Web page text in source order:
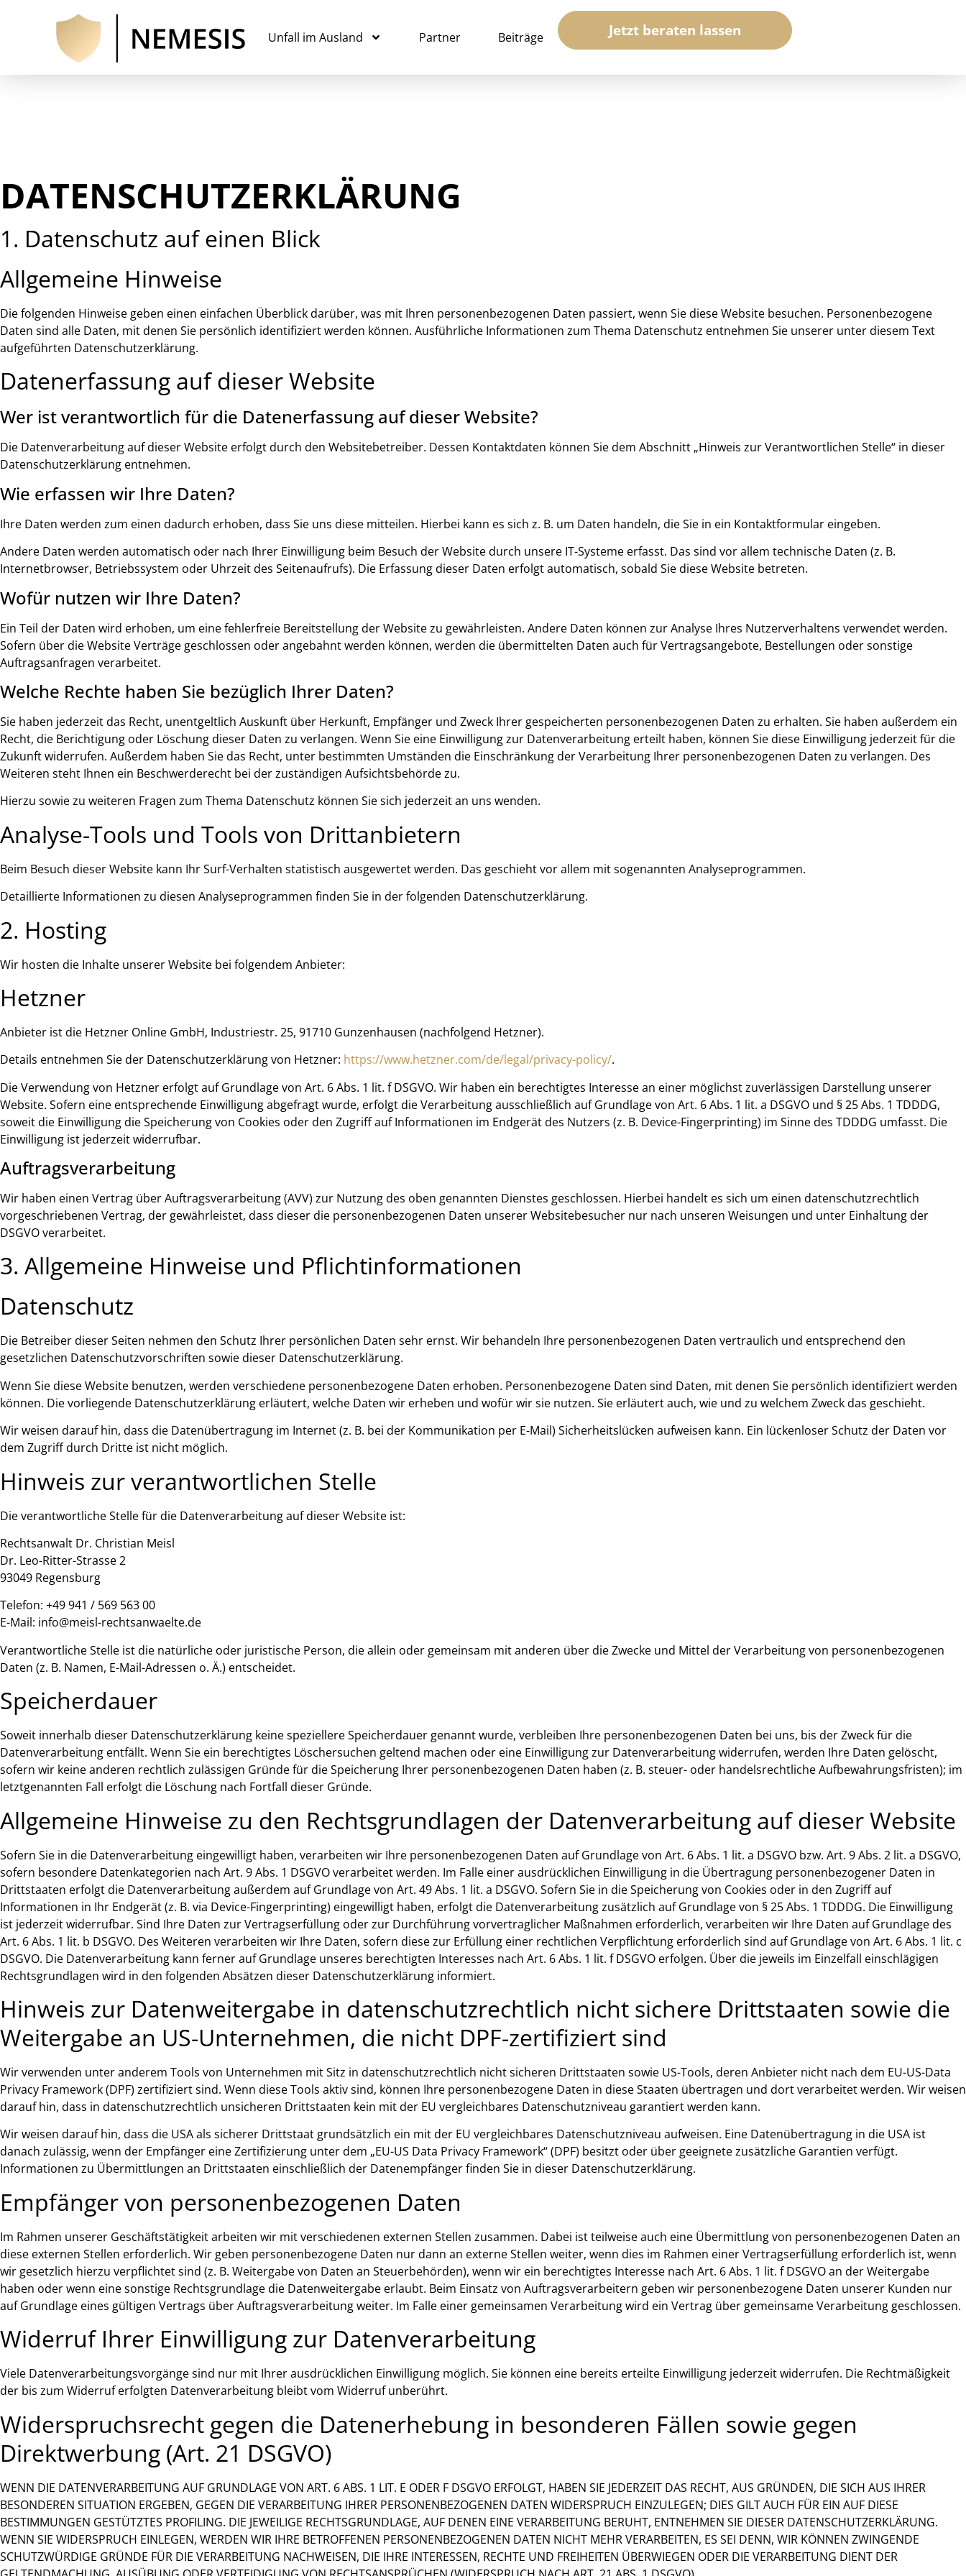
Unfall im Ausland Partner Beiträge Jetzt beraten lassen
DATENSCHUTZ­ERKLÄRUNG
1. Datenschutz auf einen Blick
Allgemeine Hinweise
Die folgenden Hinweise geben einen einfachen Überblick darüber, was mit Ihren personenbezogenen Daten passiert, wenn Sie diese Website besuchen. Personenbezogene
Daten sind alle Daten, mit denen Sie persönlich identifiziert werden können. Ausführliche Informationen zum Thema Datenschutz entnehmen Sie unserer unter diesem Text
aufgeführten Datenschutzerklärung.
Datenerfassung auf dieser Website
Wer ist verantwortlich für die Datenerfassung auf dieser Website?
Die Datenverarbeitung auf dieser Website erfolgt durch den Websitebetreiber. Dessen Kontaktdaten können Sie dem Abschnitt „Hinweis zur Verantwortlichen Stelle“ in dieser
Datenschutzerklärung entnehmen.
Wie erfassen wir Ihre Daten?
Ihre Daten werden zum einen dadurch erhoben, dass Sie uns diese mitteilen. Hierbei kann es sich z. B. um Daten handeln, die Sie in ein Kontaktformular eingeben.
Andere Daten werden automatisch oder nach Ihrer Einwilligung beim Besuch der Website durch unsere IT-Systeme erfasst. Das sind vor allem technische Daten (z. B.
Internetbrowser, Betriebssystem oder Uhrzeit des Seitenaufrufs). Die Erfassung dieser Daten erfolgt automatisch, sobald Sie diese Website betreten.
Wofür nutzen wir Ihre Daten?
Ein Teil der Daten wird erhoben, um eine fehlerfreie Bereitstellung der Website zu gewährleisten. Andere Daten können zur Analyse Ihres Nutzerverhaltens verwendet werden.
Sofern über die Website Verträge geschlossen oder angebahnt werden können, werden die übermittelten Daten auch für Vertragsangebote, Bestellungen oder sonstige
Auftragsanfragen verarbeitet.
Welche Rechte haben Sie bezüglich Ihrer Daten?
Sie haben jederzeit das Recht, unentgeltlich Auskunft über Herkunft, Empfänger und Zweck Ihrer gespeicherten personenbezogenen Daten zu erhalten. Sie haben außerdem ein
Recht, die Berichtigung oder Löschung dieser Daten zu verlangen. Wenn Sie eine Einwilligung zur Datenverarbeitung erteilt haben, können Sie diese Einwilligung jederzeit für die
Zukunft widerrufen. Außerdem haben Sie das Recht, unter bestimmten Umständen die Einschränkung der Verarbeitung Ihrer personenbezogenen Daten zu verlangen. Des
Weiteren steht Ihnen ein Beschwerderecht bei der zuständigen Aufsichtsbehörde zu.
Hierzu sowie zu weiteren Fragen zum Thema Datenschutz können Sie sich jederzeit an uns wenden.
Analyse-Tools und Tools von Dritt­anbietern
Beim Besuch dieser Website kann Ihr Surf-Verhalten statistisch ausgewertet werden. Das geschieht vor allem mit sogenannten Analyseprogrammen.
Detaillierte Informationen zu diesen Analyseprogrammen finden Sie in der folgenden Datenschutzerklärung.
2. Hosting
Wir hosten die Inhalte unserer Website bei folgendem Anbieter:
Hetzner
Anbieter ist die Hetzner Online GmbH, Industriestr. 25, 91710 Gunzenhausen (nachfolgend Hetzner).
Details entnehmen Sie der Datenschutzerklärung von Hetzner: https://www.hetzner.com/de/legal/privacy-policy/.
Die Verwendung von Hetzner erfolgt auf Grundlage von Art. 6 Abs. 1 lit. f DSGVO. Wir haben ein berechtigtes Interesse an einer möglichst zuverlässigen Darstellung unserer
Website. Sofern eine entsprechende Einwilligung abgefragt wurde, erfolgt die Verarbeitung ausschließlich auf Grundlage von Art. 6 Abs. 1 lit. a DSGVO und § 25 Abs. 1 TDDDG,
soweit die Einwilligung die Speicherung von Cookies oder den Zugriff auf Informationen im Endgerät des Nutzers (z. B. Device-Fingerprinting) im Sinne des TDDDG umfasst. Die
Einwilligung ist jederzeit widerrufbar.
Auftragsverarbeitung
Wir haben einen Vertrag über Auftragsverarbeitung (AVV) zur Nutzung des oben genannten Dienstes geschlossen. Hierbei handelt es sich um einen datenschutzrechtlich
vorgeschriebenen Vertrag, der gewährleistet, dass dieser die personenbezogenen Daten unserer Websitebesucher nur nach unseren Weisungen und unter Einhaltung der
DSGVO verarbeitet.
3. Allgemeine Hinweise und Pflicht­informationen
Datenschutz
Die Betreiber dieser Seiten nehmen den Schutz Ihrer persönlichen Daten sehr ernst. Wir behandeln Ihre personenbezogenen Daten vertraulich und entsprechend den
gesetzlichen Datenschutzvorschriften sowie dieser Datenschutzerklärung.
Wenn Sie diese Website benutzen, werden verschiedene personenbezogene Daten erhoben. Personenbezogene Daten sind Daten, mit denen Sie persönlich identifiziert werden
können. Die vorliegende Datenschutzerklärung erläutert, welche Daten wir erheben und wofür wir sie nutzen. Sie erläutert auch, wie und zu welchem Zweck das geschieht.
Wir weisen darauf hin, dass die Datenübertragung im Internet (z. B. bei der Kommunikation per E-Mail) Sicherheitslücken aufweisen kann. Ein lückenloser Schutz der Daten vor
dem Zugriff durch Dritte ist nicht möglich.
Hinweis zur verantwortlichen Stelle
Die verantwortliche Stelle für die Datenverarbeitung auf dieser Website ist:
Rechtsanwalt Dr. Christian Meisl
Dr. Leo-Ritter-Strasse 2
93049 Regensburg
Telefon: +49 941 / 569 563 00
E-Mail: info@meisl-rechtsanwaelte.de
Verantwortliche Stelle ist die natürliche oder juristische Person, die allein oder gemeinsam mit anderen über die Zwecke und Mittel der Verarbeitung von personenbezogenen
Daten (z. B. Namen, E-Mail-Adressen o. Ä.) entscheidet.
Speicherdauer
Soweit innerhalb dieser Datenschutzerklärung keine speziellere Speicherdauer genannt wurde, verbleiben Ihre personenbezogenen Daten bei uns, bis der Zweck für die
Datenverarbeitung entfällt. Wenn Sie ein berechtigtes Löschersuchen geltend machen oder eine Einwilligung zur Datenverarbeitung widerrufen, werden Ihre Daten gelöscht,
sofern wir keine anderen rechtlich zulässigen Gründe für die Speicherung Ihrer personenbezogenen Daten haben (z. B. steuer- oder handelsrechtliche Aufbewahrungsfristen); im
letztgenannten Fall erfolgt die Löschung nach Fortfall dieser Gründe.
Allgemeine Hinweise zu den Rechtsgrundlagen der Datenverarbeitung auf dieser Website
Sofern Sie in die Datenverarbeitung eingewilligt haben, verarbeiten wir Ihre personenbezogenen Daten auf Grundlage von Art. 6 Abs. 1 lit. a DSGVO bzw. Art. 9 Abs. 2 lit. a DSGVO,
sofern besondere Datenkategorien nach Art. 9 Abs. 1 DSGVO verarbeitet werden. Im Falle einer ausdrücklichen Einwilligung in die Übertragung personenbezogener Daten in
Drittstaaten erfolgt die Datenverarbeitung außerdem auf Grundlage von Art. 49 Abs. 1 lit. a DSGVO. Sofern Sie in die Speicherung von Cookies oder in den Zugriff auf
Informationen in Ihr Endgerät (z. B. via Device-Fingerprinting) eingewilligt haben, erfolgt die Datenverarbeitung zusätzlich auf Grundlage von § 25 Abs. 1 TDDDG. Die Einwilligung
ist jederzeit widerrufbar. Sind Ihre Daten zur Vertragserfüllung oder zur Durchführung vorvertraglicher Maßnahmen erforderlich, verarbeiten wir Ihre Daten auf Grundlage des
Art. 6 Abs. 1 lit. b DSGVO. Des Weiteren verarbeiten wir Ihre Daten, sofern diese zur Erfüllung einer rechtlichen Verpflichtung erforderlich sind auf Grundlage von Art. 6 Abs. 1 lit. c
DSGVO. Die Datenverarbeitung kann ferner auf Grundlage unseres berechtigten Interesses nach Art. 6 Abs. 1 lit. f DSGVO erfolgen. Über die jeweils im Einzelfall einschlägigen
Rechtsgrundlagen wird in den folgenden Absätzen dieser Datenschutzerklärung informiert.
Hinweis zur Datenweitergabe in datenschutzrechtlich nicht sichere Drittstaaten sowie die
Weitergabe an US-Unternehmen, die nicht DPF-zertifiziert sind
Wir verwenden unter anderem Tools von Unternehmen mit Sitz in datenschutzrechtlich nicht sicheren Drittstaaten sowie US-Tools, deren Anbieter nicht nach dem EU-US-Data
Privacy Framework (DPF) zertifiziert sind. Wenn diese Tools aktiv sind, können Ihre personenbezogene Daten in diese Staaten übertragen und dort verarbeitet werden. Wir weisen
darauf hin, dass in datenschutzrechtlich unsicheren Drittstaaten kein mit der EU vergleichbares Datenschutzniveau garantiert werden kann.
Wir weisen darauf hin, dass die USA als sicherer Drittstaat grundsätzlich ein mit der EU vergleichbares Datenschutzniveau aufweisen. Eine Datenübertragung in die USA ist
danach zulässig, wenn der Empfänger eine Zertifizierung unter dem „EU-US Data Privacy Framework“ (DPF) besitzt oder über geeignete zusätzliche Garantien verfügt.
Informationen zu Übermittlungen an Drittstaaten einschließlich der Datenempfänger finden Sie in dieser Datenschutzerklärung.
Empfänger von personenbezogenen Daten
Im Rahmen unserer Geschäftstätigkeit arbeiten wir mit verschiedenen externen Stellen zusammen. Dabei ist teilweise auch eine Übermittlung von personenbezogenen Daten an
diese externen Stellen erforderlich. Wir geben personenbezogene Daten nur dann an externe Stellen weiter, wenn dies im Rahmen einer Vertragserfüllung erforderlich ist, wenn
wir gesetzlich hierzu verpflichtet sind (z. B. Weitergabe von Daten an Steuerbehörden), wenn wir ein berechtigtes Interesse nach Art. 6 Abs. 1 lit. f DSGVO an der Weitergabe
haben oder wenn eine sonstige Rechtsgrundlage die Datenweitergabe erlaubt. Beim Einsatz von Auftragsverarbeitern geben wir personenbezogene Daten unserer Kunden nur
auf Grundlage eines gültigen Vertrags über Auftragsverarbeitung weiter. Im Falle einer gemeinsamen Verarbeitung wird ein Vertrag über gemeinsame Verarbeitung geschlossen.
Widerruf Ihrer Einwilligung zur Datenverarbeitung
Viele Datenverarbeitungsvorgänge sind nur mit Ihrer ausdrücklichen Einwilligung möglich. Sie können eine bereits erteilte Einwilligung jederzeit widerrufen. Die Rechtmäßigkeit
der bis zum Widerruf erfolgten Datenverarbeitung bleibt vom Widerruf unberührt.
Widerspruchsrecht gegen die Datenerhebung in besonderen Fällen sowie gegen
Direktwerbung (Art. 21 DSGVO)
WENN DIE DATENVERARBEITUNG AUF GRUNDLAGE VON ART. 6 ABS. 1 LIT. E ODER F DSGVO ERFOLGT, HABEN SIE JEDERZEIT DAS RECHT, AUS GRÜNDEN, DIE SICH AUS IHRER
BESONDEREN SITUATION ERGEBEN, GEGEN DIE VERARBEITUNG IHRER PERSONENBEZOGENEN DATEN WIDERSPRUCH EINZULEGEN; DIES GILT AUCH FÜR EIN AUF DIESE
BESTIMMUNGEN GESTÜTZTES PROFILING. DIE JEWEILIGE RECHTSGRUNDLAGE, AUF DENEN EINE VERARBEITUNG BERUHT, ENTNEHMEN SIE DIESER DATENSCHUTZERKLÄRUNG.
WENN SIE WIDERSPRUCH EINLEGEN, WERDEN WIR IHRE BETROFFENEN PERSONENBEZOGENEN DATEN NICHT MEHR VERARBEITEN, ES SEI DENN, WIR KÖNNEN ZWINGENDE
SCHUTZWÜRDIGE GRÜNDE FÜR DIE VERARBEITUNG NACHWEISEN, DIE IHRE INTERESSEN, RECHTE UND FREIHEITEN ÜBERWIEGEN ODER DIE VERARBEITUNG DIENT DER